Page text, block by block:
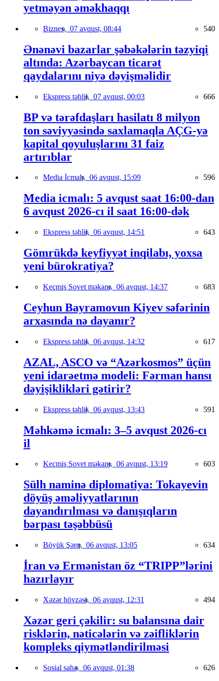
yetməyən əməkhaqqı
Biznes, 07 avqust, 08:44 540
Ənənəvi bazarlar şəbəkələrin təzyiqi
altında: Azərbaycan ticarət
qaydalarını niyə dəyişməlidir
Ekspress təhlil, 07 avqust, 00:03 666
BP və tərəfdaşları hasilatı 8 milyon
ton səviyyəsində saxlamaqla AÇG-yə
kapital qoyuluşlarını 31 faiz
artırıblar
Media İcmalı, 06 avqust, 15:09 596
Media icmalı: 5 avqust saat 16:00-dan
6 avqust 2026-cı il saat 16:00-dək
Ekspress təhlil, 06 avqust, 14:51 643
Gömrükdə keyfiyyət inqilabı, yoxsa
yeni bürokratiya?
Keçmiş Sovet məkanı, 06 avqust, 14:37 683
Ceyhun Bayramovun Kiyev səfərinin
arxasında nə dayanır?
Ekspress təhlil, 06 avqust, 14:32 617
AZAL, ASCO və “Azərkosmos” üçün
yeni idarəetmə modeli: Fərman hansı
dəyişiklikləri gətirir?
Ekspress təhlil, 06 avqust, 13:43 591
Məhkəmə icmalı: 3–5 avqust 2026-cı
il
Keçmiş Sovet məkanı, 06 avqust, 13:19 603
Sülh naminə diplomatiya: Tokayevin
döyüş əməliyyatlarının
dayandırılması və danışıqların
bərpası təşəbbüsü
Böyük Şərq, 06 avqust, 13:05 634
İran və Ermənistan öz “TRIPP”lərini
hazırlayır
Xəzər hövzəsi, 06 avqust, 12:31 494
Xəzər geri çəkilir: su balansına dair
risklərin, nəticələrin və zəifliklərin
kompleks qiymətləndirilməsi
Sosial sahə, 06 avqust, 01:38 626